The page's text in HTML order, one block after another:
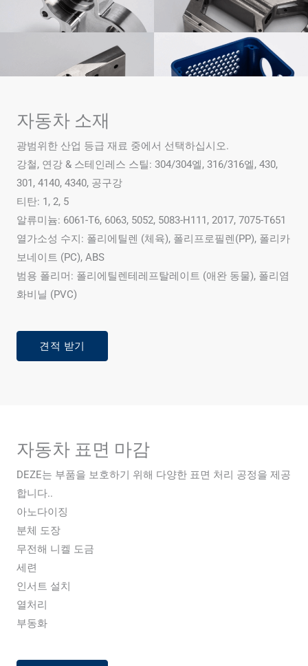
자동차 소재
광범위한 산업 등급 재료 중에서 선택하십시오.
강철, 연강 & 스테인레스 스틸: 304/304엘, 316/316엘, 430,
301, 4140, 4340, 공구강
티탄: 1, 2, 5
알류미늄: 6061-T6, 6063, 5052, 5083-H111, 2017, 7075-T651
열가소성 수지: 폴리에틸렌 (체육), 폴리프로필렌(PP), 폴리카
보네이트 (PC), ABS
범용 폴리머: 폴리에틸렌테레프탈레이트 (애완 동물), 폴리염
화비닐 (PVC)
견적 받기
자동차 표면 마감
DEZE는 부품을 보호하기 위해 다양한 표면 처리 공정을 제공
합니다..
아노다이징
분체 도장
무전해 니켈 도금
세련
인서트 설치
열처리
부동화